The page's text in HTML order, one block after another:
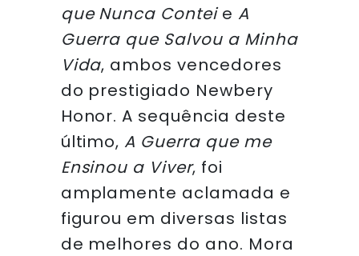
que Nunca Conteie A
Guerra que Salvou a Minha
Vida, ambos vencedores
do prestigiado Newbery
Honor. A sequência deste
último, A Guerra que me
Ensinou a Viver, foi
amplamente aclamada e
figurou em diversas listas
de melhores do ano. Mora